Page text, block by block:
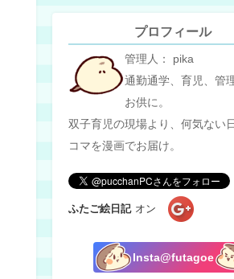
プロフィール
管理人： pika
通勤通学、育児、管
お供に。
双子育児の現場より、何気ない
コマを漫画でお届け。
ふたご絵日記 オン
Insta@futagoe